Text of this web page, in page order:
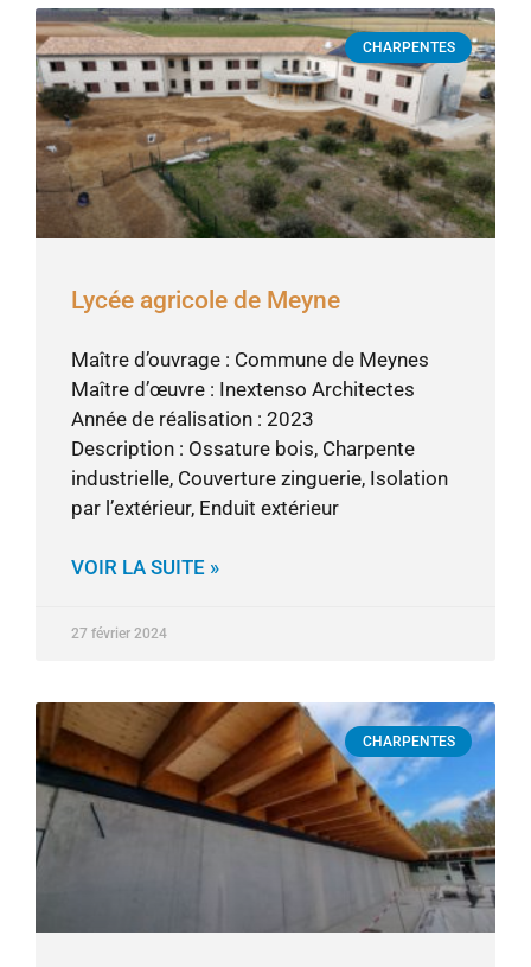
CHARPENTES
Lycée agricole de Meyne
Maître d’ouvrage : Commune de Meynes
Maître d’œuvre : Inextenso Architectes
Année de réalisation : 2023
Description : Ossature bois, Charpente
industrielle, Couverture zinguerie, Isolation
par l’extérieur, Enduit extérieur
VOIR LA SUITE »
27 février 2024
CHARPENTES